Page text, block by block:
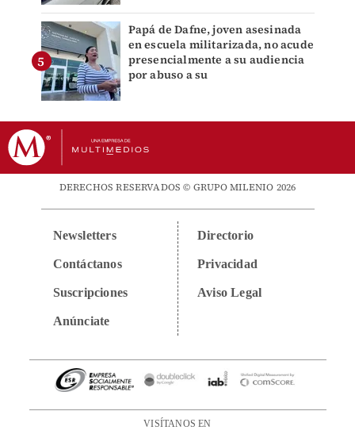
Papá de Dafne, joven asesinada
en escuela militarizada, no acude
presencialmente a su audiencia
por abuso a su
DERECHOS RESERVADOS © GRUPO MILENIO 2026
Newsletters
Contáctanos
Suscripciones
Anúnciate
Directorio
Privacidad
Aviso Legal
VISÍTANOS EN